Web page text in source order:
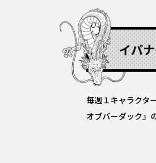
イパ
毎週１キャラクタ
オブバーダック』